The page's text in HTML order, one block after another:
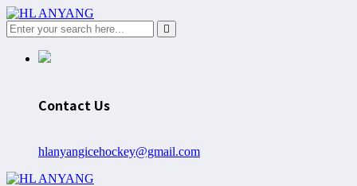
Contact Us
hlanyangicehockey@gmail.com